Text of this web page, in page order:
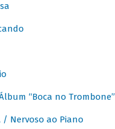
“Boca no Trombone”
/ Nervoso ao Piano